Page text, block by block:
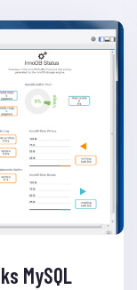
MySQL